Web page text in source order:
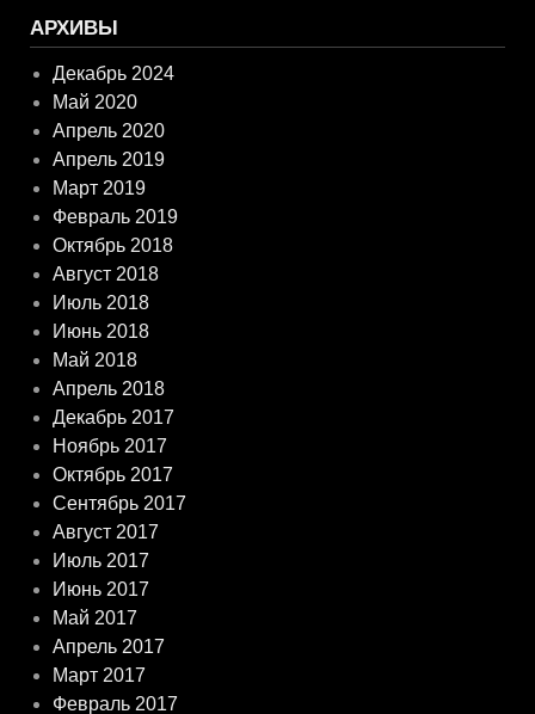
АРХИВЫ
Декабрь 2024
Май 2020
Апрель 2020
Апрель 2019
Март 2019
Февраль 2019
Октябрь 2018
Август 2018
Июль 2018
Июнь 2018
Май 2018
Апрель 2018
Декабрь 2017
Ноябрь 2017
Октябрь 2017
Сентябрь 2017
Август 2017
Июль 2017
Июнь 2017
Май 2017
Апрель 2017
Март 2017
Февраль 2017